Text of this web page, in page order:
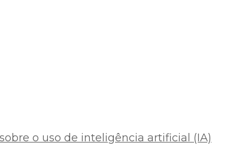
o uso de inteligência artificial (IA)